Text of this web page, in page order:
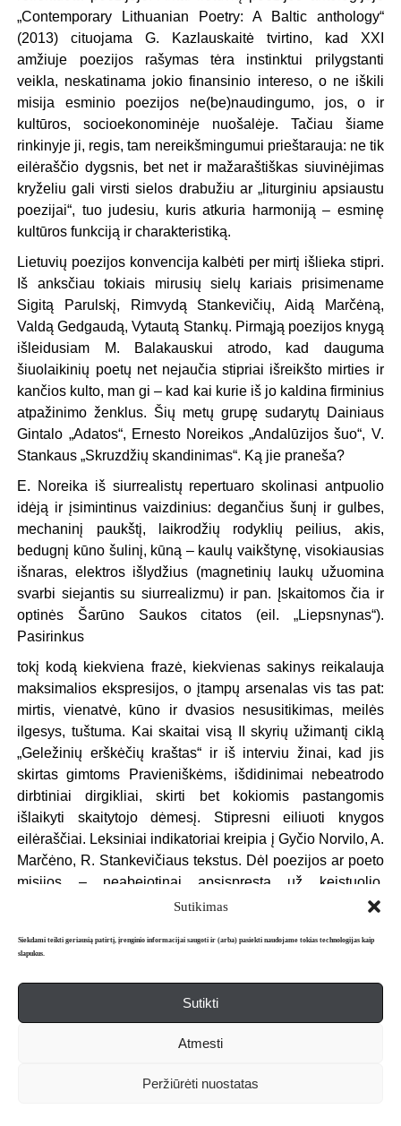
Sutikimas
Siekdami teikti geriausią patirtį, įrenginio informacijai saugoti ir (arba) pasiekti naudojame tokias technologijas kaip
slapukus.
Sutikti
Atmesti
Peržiūrėti nuostatas
„Contemporary Lithuanian Poetry: A Baltic anthology“
(2013) cituojama G. Kazlauskaitė tvirtino, kad XXI
amžiuje poezijos rašymas tėra instinktui prilygstanti
veikla, neskatinama jokio finansinio intereso, o ne iškili
misija esminio poezijos ne(be)naudingumo, jos, o ir
kultūros, socioekonominėje nuošalėje. Tačiau šiame
rinkinyje ji, regis, tam nereikšmingumui prieštarauja: ne tik
eilėraščio dygsnis, bet net ir mažaraštiškas siuvinėjimas
kryželiu gali virsti sielos drabužiu ar „liturginiu apsiaustu
poezijai“, tuo judesiu, kuris atkuria harmoniją – esminę
kultūros funkciją ir charakteristiką.
Lietuvių poezijos konvencija kalbėti per mirtį išlieka stipri.
Iš anksčiau tokiais mirusių sielų kariais prisimename
Sigitą Parulskį, Rimvydą Stankevičių, Aidą Marčėną,
Valdą Gedgaudą, Vytautą Stankų. Pirmąją poezijos knygą
išleidusiam M. Balakauskui atrodo, kad dauguma
šiuolaikinių poetų net nejaučia stipriai išreikšto mirties ir
kančios kulto, man gi – kad kai kurie iš jo kaldina firminius
atpažinimo ženklus. Šių metų grupę sudarytų Dainiaus
Gintalo „Adatos“, Ernesto Noreikos „Andalūzijos šuo“, V.
Stankaus „Skruzdžių skandinimas“. Ką jie praneša?
E. Noreika iš siurrealistų repertuaro skolinasi antpuolio
idėją ir įsimintinus vaizdinius: degančius šunį ir gulbes,
mechaninį paukštį, laikrodžių rodyklių peilius, akis,
bedugnį kūno šulinį, kūną – kaulų vaikštynę, visokiausias
išnaras, elektros išlydžius (magnetinių laukų užuomina
svarbi siejantis su siurrealizmu) ir pan. Įskaitomos čia ir
optinės Šarūno Saukos citatos (eil. „Liepsnynas“).
Pasirinkus
tokį kodą kiekviena frazė, kiekvienas sakinys reikalauja
maksimalios ekspresijos, o įtampų arsenalas vis tas pat:
mirtis, vienatvė, kūno ir dvasios nesusitikimas, meilės
ilgesys, tuštuma. Kai skaitai visą II skyrių užimantį ciklą
„Geležinių erškėčių kraštas“ ir iš interviu žinai, kad jis
skirtas gimtoms Pravieniškėms, išdidinimai nebeatrodo
dirbtiniai dirgikliai, skirti bet kokiomis pastangomis
išlaikyti skaitytojo dėmesį. Stipresni eiliuoti knygos
eilėraščiai. Leksiniai indikatoriai kreipia į Gyčio Norvilo, A.
Marčėno, R. Stankevičiaus tekstus. Dėl poezijos ar poeto
misijos – neabejotinai apsispręsta už keistuolio,
dvasregio statusą, nes tik nuo tokių ginamasi įžeminant
įžemintas“, eil. „220“). Forsuotas dramatizmas išlieka
išverčia kailį išlindęs iš venų fregatomis“, tačiau knygos
redaktoriaus Kęstučio Navako stilistinis įspaudas čia – tik
Lautreamontÿo, Henri Micheau poezijos. Ryškiausias D.